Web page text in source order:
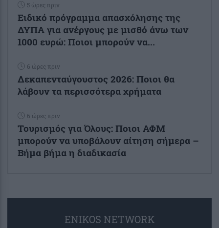
5 ώρες πριν
Ειδικό πρόγραμμα απασχόλησης της
ΔΥΠΑ για ανέργους με μισθό άνω των
1000 ευρώ: Ποιοι μπορούν να...
6 ώρες πριν
Δεκαπενταύγουστος 2026: Ποιοι θα
λάβουν τα περισσότερα χρήματα
6 ώρες πριν
Τουρισμός για Όλους: Ποιοι ΑΦΜ
μπορούν να υποβάλουν αίτηση σήμερα –
Βήμα βήμα η διαδικασία
ENIKOS NETWORK